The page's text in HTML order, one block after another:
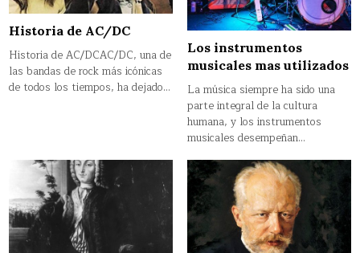
Historia de AC/DC
Historia de AC/DCAC/DC, una de
las bandas de rock más icónicas
de todos los tiempos, ha dejado…
Los instrumentos
musicales mas utilizados
La música siempre ha sido una
parte integral de la cultura
humana, y los instrumentos
musicales desempeñan…